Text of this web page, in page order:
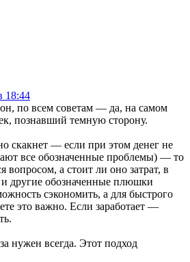
18:44
по всем советам — да, на самом
познавший темную сторону.
скакнет — если при этом денег не
все обозначенные проблемы) — то
вопросом, а стоит ли оно затрат, в
другие обозначенные плюшки
сэкономить, а для быстрого
это важно. Если заработает —
нужен всегда. Этот подход